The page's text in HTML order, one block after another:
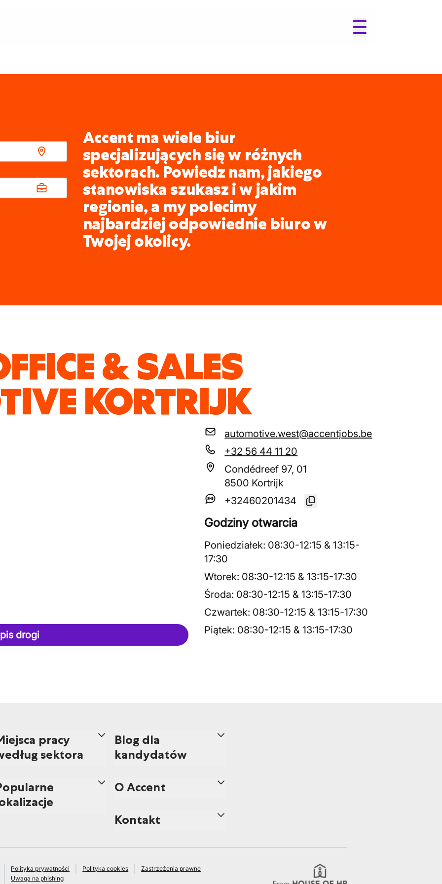
Accent ma wiele biur
specjalizujących się w różnych
sektorach. Powiedz nam, jakiego
stanowiska szukasz i w jakim
regionie, a my polecimy
najbardziej odpowiednie biuro w
Twojej okolicy.
& SALES
KORTRIJK
drogi
automotive.west@accentjobs.be
+32 56 44 11 20
Condédreef 97, 01
8500 Kortrijk
+32460201434
Godziny otwarcia
Poniedziałek: 08:30-12:15 &13:15-
17:30
Wtorek: 08:30-12:15 &13:15-17:30
Środa: 08:30-12:15 &13:15-17:30
Czwartek: 08:30-12:15 &13:15-17:30
Piątek: 08:30-12:15 &13:15-17:30
pracy
sektora
Blog dla
kandydatów
O Accent
Kontakt
Polityka prywatności Polityka cookies
Zastrzeżenia prawne
Uwaga na phishing